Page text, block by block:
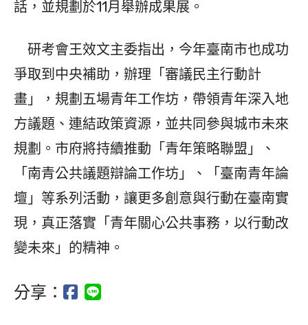
話，並規劃於11月舉辦成果展。
研考會王效文主委指出，今年臺南市也成功
爭取到中央補助，辦理「審議民主行動計
畫」，規劃五場青年工作坊，帶領青年深入地
方議題、連結政策資源，並共同參與城市未來
規劃。市府將持續推動「青年策略聯盟」、
「南青公共議題辯論工作坊」、「臺南青年論
壇」等系列活動，讓更多創意與行動在臺南實
現，真正落實「青年關心公共事務，以行動改
變未來」的精神。
分享：